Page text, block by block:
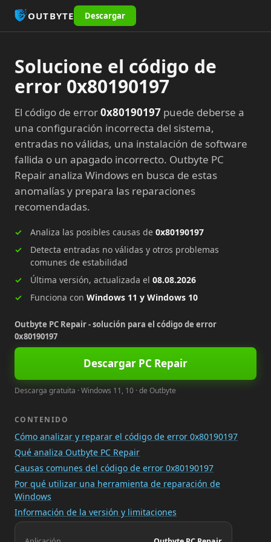
OUTBYTE Descargar
Solucione el código de
error 0x80190197
El código de error0x80190197 puede deberse a
una configuración incorrecta del sistema,
entradas no válidas, una instalación de software
fallida o un apagado incorrecto. Outbyte PC
Repair analiza Windows en busca de estas
anomalías y prepara las reparaciones
recomendadas.
Analiza las posibles causas de 0x80190197
Detecta entradas no válidas y otros problemas
comunes de estabilidad
Última versión, actualizada el 08.08.2026
Funciona con Windows 11 y Windows 10
Outbyte PC Repair - solución para el código de error
0x80190197
Descargar PC Repair
Descarga gratuita · Windows 11, 10 · de Outbyte
CONTENIDO
Cómo analizar y reparar el código de error 0x80190197
Qué analiza Outbyte PC Repair
Causas comunes del código de error 0x80190197
Por qué utilizar una herramienta de reparación de
Windows
Información de la versión y limitaciones